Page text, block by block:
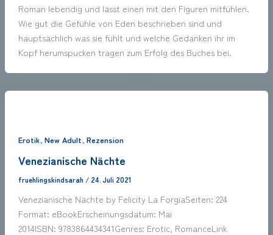
Roman lebendig und lässt einen mit den Figuren mitfühlen.
Wie gut die Gefühle von Eden beschrieben sind und
hauptsächlich was sie fühlt und welche Gedanken ihr im
Kopf herumspucken tragen zum Erfolg des Buches bei.
Erotik, New Adult, Rezension
Venezianische Nächte
fruehlingskindsarah / 24. Juli 2021
Venezianische Nächte by Felicity La ForgiaSeiten: 224
Format: eBookErscheinungsdatum: Mai
2014ISBN: 9783864434341Genres: Erotic, RomanceLink